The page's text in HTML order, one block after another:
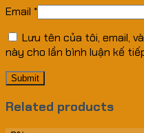
Email *
Lưu tên của tôi, email,
này cho lần bình luận kế
Related products